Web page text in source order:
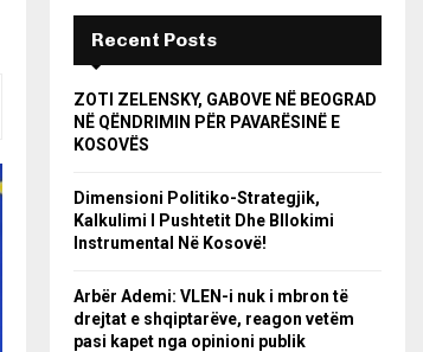
Recent Posts
ZOTI ZELENSKY, GABOVE NË BEOGRAD
NË QËNDRIMIN PËR PAVARËSINË E
KOSOVËS
Dimensioni Politiko-Strategjik,
Kalkulimi I Pushtetit Dhe Bllokimi
Instrumental Në Kosovë!
Arbër Ademi: VLEN-i nuk i mbron të
drejtat e shqiptarëve, reagon vetëm
pasi kapet nga opinioni publik